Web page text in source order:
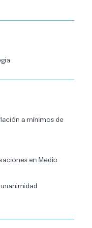
a mínimos de
en Medio